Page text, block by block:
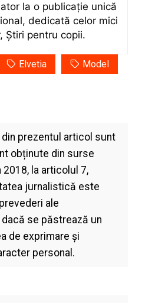
la o publicație unică
dedicată celor mici
Știri pentru copii.
Elvetia Model
prezentul articol sunt
obținute din surse
la articolul 7,
jurnalistică este
ale
dacă se păstrează un
de exprimare şi
personal.